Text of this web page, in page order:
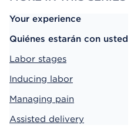
Your experience
Quiénes estarán con usted
Labor stages
Inducing labor
Managing pain
Assisted delivery